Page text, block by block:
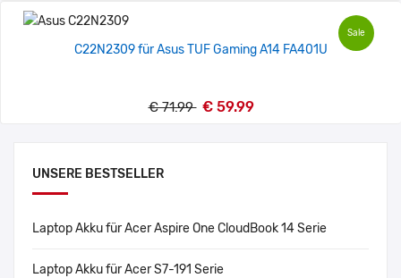
UNSERE BESTSELLER
Laptop Akku für Acer Aspire One CloudBook 14 Serie
Laptop Akku für Acer S7-191 Serie
Sale
C22N2309 für Asus TUF Gaming A14 FA401U
€ 71.99 € 59.99